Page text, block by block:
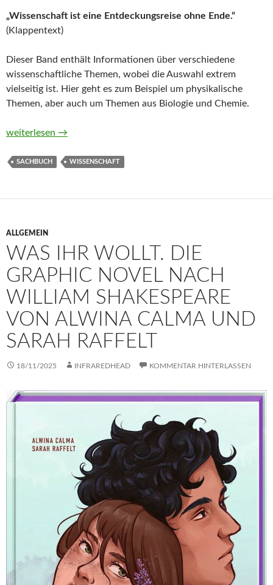
„Wissenschaft ist eine Entdeckungsreise ohne Ende.“
(Klappentext)
Dieser Band enthält Informationen über verschiedene
wissenschaftliche Themen, wobei die Auswahl extrem
vielseitig ist. Hier geht es zum Beispiel um physikalische
Themen, aber auch um Themen aus Biologie und Chemie.
P.M. Schneller schlau WISSENSCHAFT
weiterlesen →
SACHBUCH WISSENSCHAFT
ALLGEMEIN
WAS IHR WOLLT. DIE
GRAPHIC NOVEL NACH
WILLIAM SHAKESPEARE
VON ALWINA CALMA UND
SARAH RAFFELT
18/11/2025 INFRAREDHEAD KOMMENTAR HINTERLASSEN